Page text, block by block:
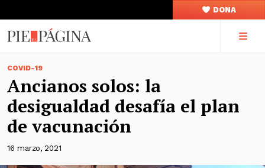
DONA
COVID-19
Ancianos solos: la
desigualdad desafía el plan
de vacunación
16 marzo, 2021